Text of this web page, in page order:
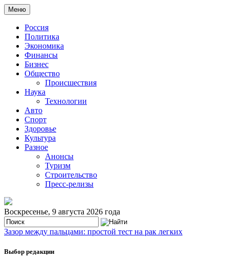
Меню
Россия
Политика
Экономика
Финансы
Бизнес
Общество
Происшествия
Наука
Технологии
Авто
Спорт
Здоровье
Культура
Разное
Анонсы
Туризм
Строительство
Пресс-релизы
Воскресенье, 9 августа 2026 года
Зазор между пальцами: простой тест на рак легких
Выбор редакции